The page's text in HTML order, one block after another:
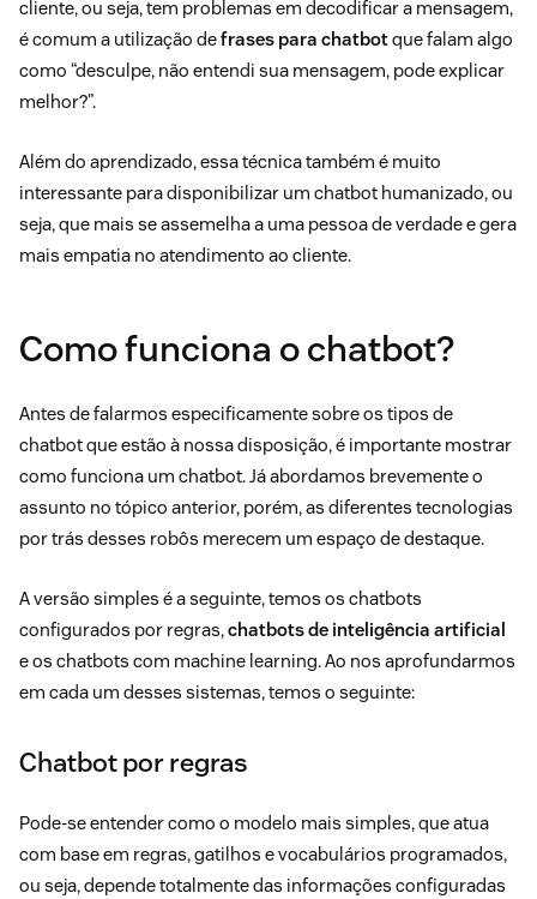
cliente, ou seja, tem problemas em decodificar a mensagem,
é comum a utilização defrases para chatbotque falam algo
como “desculpe, não entendi sua mensagem, pode explicar
melhor?”.
Além do aprendizado, essa técnica também é muito
interessante para disponibilizar um chatbot humanizado, ou
seja, que mais se assemelha a uma pessoa de verdade e gera
mais empatia no atendimento ao cliente.
Como funciona o chatbot?
Antes de falarmos especificamente sobre os tipos de
chatbot que estão à nossa disposição, é importante mostrar
como funciona um chatbot. Já abordamos brevemente o
assunto no tópico anterior, porém, as diferentes tecnologias
por trás desses robôs merecem um espaço de destaque.
A versão simples é a seguinte, temos os chatbots
configurados por regras,chatbots de inteligência artificial
e os chatbots com machine learning. Ao nos aprofundarmos
em cada um desses sistemas, temos o seguinte:
Chatbot por regras
Pode-se entender como o modelo mais simples, que atua
com base em regras, gatilhos e vocabulários programados,
ou seja, depende totalmente das informações configuradas